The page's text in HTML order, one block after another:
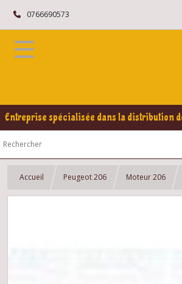
0766690573
Entreprise spécialisée dans la distribution
Accueil Peugeot 206 Moteur 206